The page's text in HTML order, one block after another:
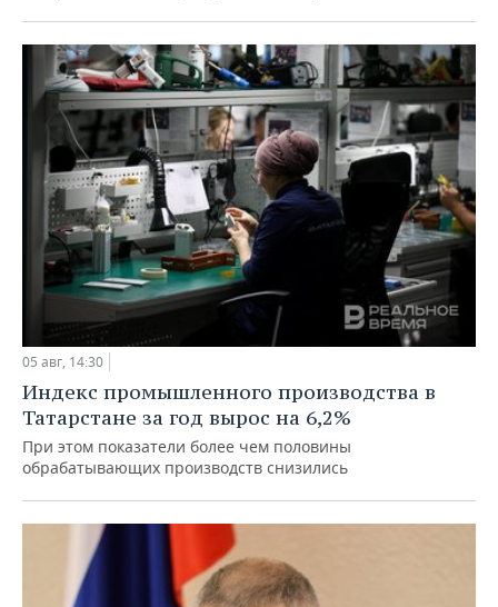
05 авг, 14:30
Индекс промышленного производства в
Татарстане за год вырос на 6,2%
При этом показатели более чем половины
обрабатывающих производств снизились